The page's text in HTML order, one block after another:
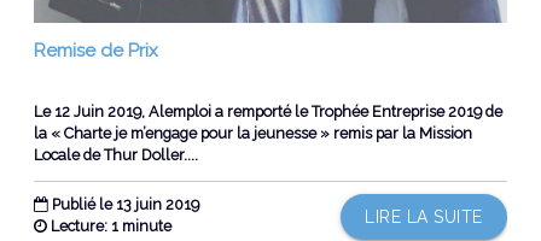
Remise de Prix
Le 12 Juin 2019, Alemploi a remporté le Trophée Entreprise 2019 de
la « Charte je m’engage pour la jeunesse » remis par la Mission
Locale de Thur Doller....
Publié le 13 juin 2019
LIRE LA SUITE
Lecture: 1 minute